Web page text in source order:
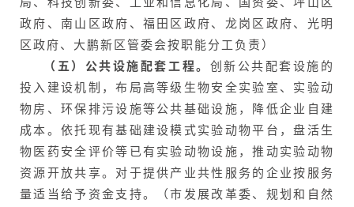
政府、南山区政府、福田区政府、龙岗区政府、光明
区政府、大鹏新区管委会按职能分工负责）
（五）公共设施配套工程。 创新公共配套设施的
投入建设机制，布局高等级生物安全实验室、实验动
物房、环保排污设施等公共基础设施，降低企业自建
成本。依托现有基础建设模式实验动物平台，盘活生
物医药安全评价等已有实验动物设施，推动实验动物
资源开放共享。对于提供产业共性服务的企业按服务
量适当给予资金支持。（市发展改革委、规划和自然